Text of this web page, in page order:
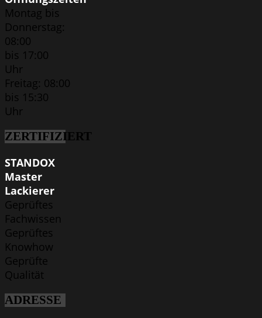
Montag bis
Donnerstag:
08:00
bis 17:00
Uhr
Freitag: 08:00
bis 15:30
Uhr
ZERTIFIZIERT
STANDOX
Master
Lackierer
Geprüftes
Fachwissen
Geprüftes
Knowhow
Geprüfte
Qualität
ADRESSE